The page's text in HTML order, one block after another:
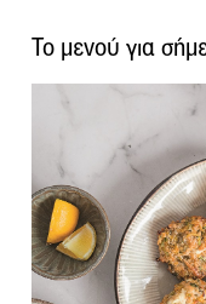
Το μενού για